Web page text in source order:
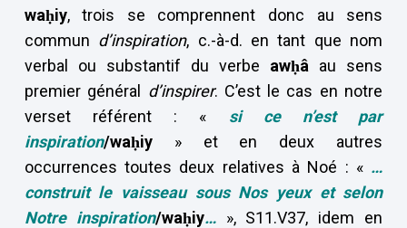
waḥiy, trois se comprennent donc au sens
commun d’inspiration, c.-à-d. en tant que nom
verbal ou substantif du verbe awḥâ au sens
premier général d’inspirer. C’est le cas en notre
verset référent : « si ce n’est par
inspiration/waḥiy » et en deux autres
occurrences toutes deux relatives à Noé : « …
construit le vaisseau sous Nos yeux et selon
Notre inspiration/waḥiy… », S11.V37, idem en